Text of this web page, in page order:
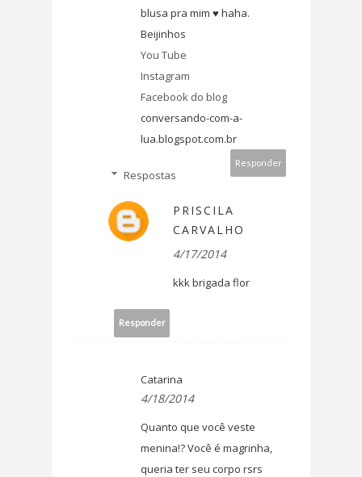
blusa pra mim ♥ haha.
Beijinhos
You Tube
Instagram
Facebook do blog
conversando-com-a-
lua.blogspot.com.br
Responder
Respostas
PRISCILA
CARVALHO
4/17/2014
kkk brigada flor
Responder
Catarina
4/18/2014
Quanto que você veste
menina!? Você é magrinha,
queria ter seu corpo rsrs